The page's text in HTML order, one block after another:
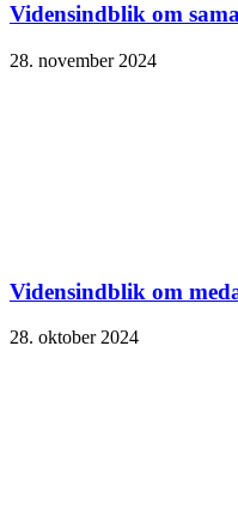
Vidensindblik om
28. november 2024
Vidensindblik om
28. oktober 2024